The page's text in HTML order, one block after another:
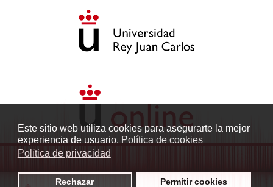
Este sitio web utiliza cookies para asegurarte la mejor
experiencia de usuario. Política de cookies
Política de privacidad
Rechazar Permitir cookies